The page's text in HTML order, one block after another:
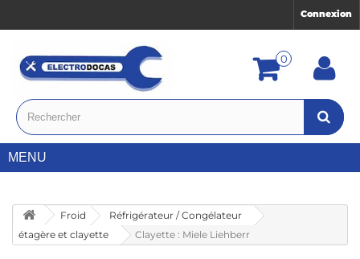
Connexion
0
MENU
Froid
Réfrigérateur / Congélateur
étagère et clayette
Clayette : Miele Liehberr